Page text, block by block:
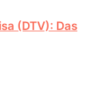
(DTV): Das